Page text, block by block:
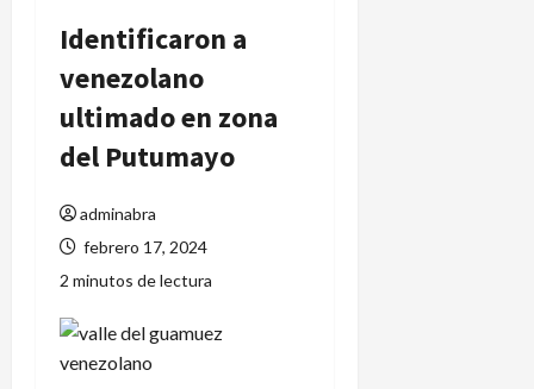
Identificaron a
venezolano
ultimado en zona
del Putumayo
adminabra
febrero 17, 2024
2 minutos de lectura